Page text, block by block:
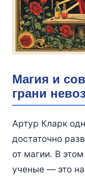
Магия и
грани
Артур Кларк
достаточно
от магии. В
ученые — это